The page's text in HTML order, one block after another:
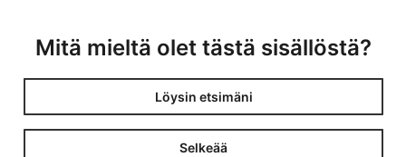
Mitä mieltä olet tästä sisällöstä?
Löysin etsimäni
Selkeää